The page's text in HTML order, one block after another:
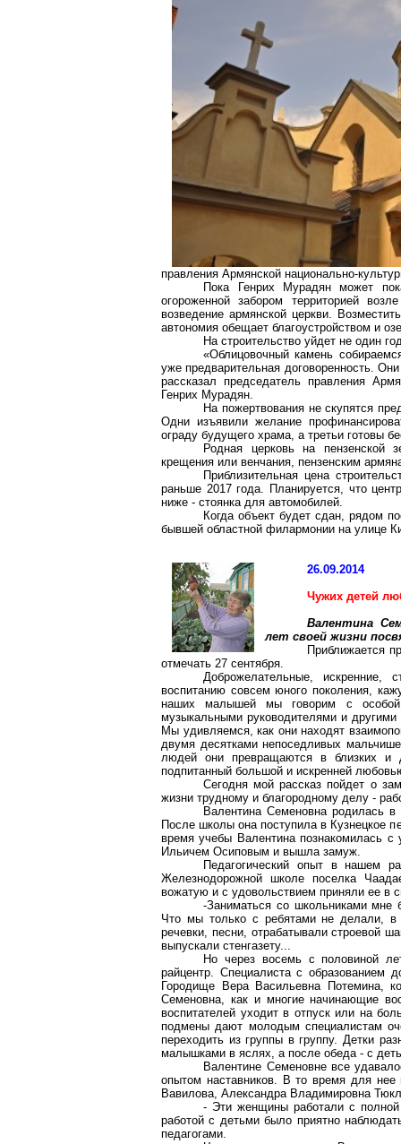
правления Армянской национально-
Пока Генрих Мурадян может
огороженной забором территорией
возведение армянской церкви.
автономия обещает благоустройством и
На строительство уйдет не один
«Облицовочный камень
уже предварительная договоренность.
рассказал председатель правления
Генрих Мурадян.
На пожертвования не скупятся
Одни изъявили желание
ограду будущего храма, а третьи готовы
Родная церковь на пензенской
крещения или венчания, пензенским
Приблизительная цена
раньше 2017 года. Планируется, что
ниже - стоянка для автомобилей.
Когда объект будет сдан, рядом
бывшей областной филармонии на улице
26.09.2014
Чужих детей
Валентина
лет своей жизни
Приближается
отмечать 27 сентября.
Доброжелательные, искренние,
воспитанию совсем юного поколения,
наших малышей мы говорим с особой
музыкальными руководителями и
Мы удивляемся, как они находят
двумя десятками непоседливых
людей они превращаются в близких и
подпитанный большой и искренней
Сегодня мой рассказ пойдет о
жизни трудному и благородному делу -
Валентина Семеновна родилась
После школы она поступила в Кузнецкое
время учебы Валентина познакомилась
Ильичем Осиповым и вышла замуж.
Педагогический опыт в нашем
Железнодорожной школе поселка
вожатую и с удовольствием приняли ее в
-Заниматься со школьниками мне
Что мы только с ребятами не делали,
речевки, песни, отрабатывали строевой
выпускали стенгазету...
Но через восемь с половиной
райцентр. Специалиста с образованием
Городище Вера Васильевна Потемина,
Семеновна, как и многие начинающие
воспитателей уходит в отпуск или на
подмены дают молодым специалистам
переходить из группы в группу. Детки
малышками в яслях, а после обеда - с
Валентине Семеновне все
опытом наставников. В то время для
Вавилова, Александра Владимировна
- Эти женщины работали с
работой с детьми было приятно
педагогами.